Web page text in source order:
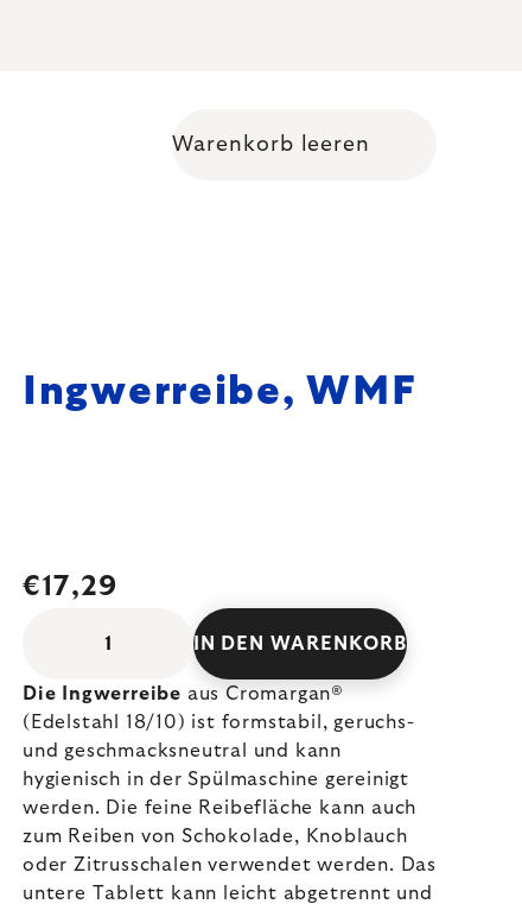
Warenkorb leeren
Ingwerreibe, WMF
€17,29
IN DEN WARENKORB
Die Ingwerreibe aus Cromargan®
(Edelstahl 18/10) ist formstabil, geruchs-
und geschmacksneutral und kann
hygienisch in der Spülmaschine gereinigt
werden. Die feine Reibefläche kann auch
zum Reiben von Schokolade, Knoblauch
oder Zitrusschalen verwendet werden. Das
untere Tablett kann leicht abgetrennt und